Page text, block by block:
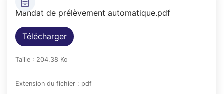
Mandat de prélèvement automatique.pdf
Télécharger
Taille : 204.38 Ko
Extension du fichier : pdf